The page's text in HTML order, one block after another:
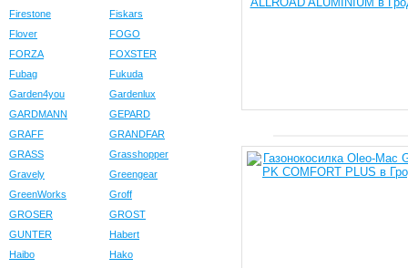
Firestone
Fiskars
Flover
FOGO
FORZA
FOXSTER
Fubag
Fukuda
Garden4you
Gardenlux
GARDMANN
GEPARD
GRAFF
GRANDFAR
GRASS
Grasshopper
Gravely
Greengear
GreenWorks
Groff
GROSER
GROST
GUNTER
Habert
Haibo
Hako